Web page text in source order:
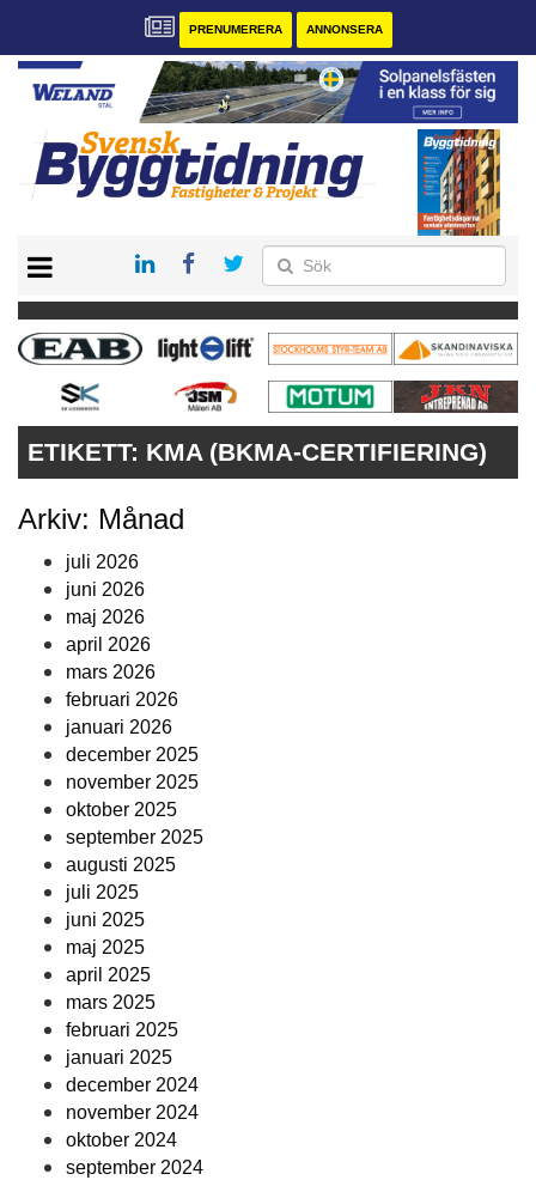
PRENUMERERA ANNONSERA
PRENUMERERA
VÅRA ANDRA MAGASIN
ANNONSERA
ETIKETT: KMA (BKMA-CERTIFIERING)
Arkiv: Månad
juli 2026
juni 2026
maj 2026
april 2026
mars 2026
februari 2026
januari 2026
december 2025
november 2025
oktober 2025
september 2025
augusti 2025
juli 2025
juni 2025
maj 2025
april 2025
mars 2025
februari 2025
januari 2025
december 2024
november 2024
oktober 2024
september 2024